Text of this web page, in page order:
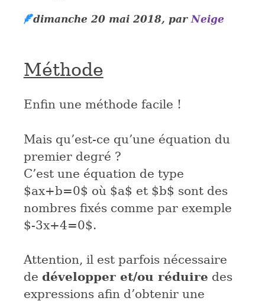
dimanche 20 mai 2018, par Neige
Méthode
Enfin une méthode facile !
Mais qu’est-ce qu’une équation du
premier degré ?
C’est une équation de type
$ax+b=0$ où $a$ et $b$ sont des
nombres fixés comme par exemple
$-3x+4=0$.
Attention, il est parfois nécessaire
de développer et/ou réduire des
expressions afin d’obtenir une